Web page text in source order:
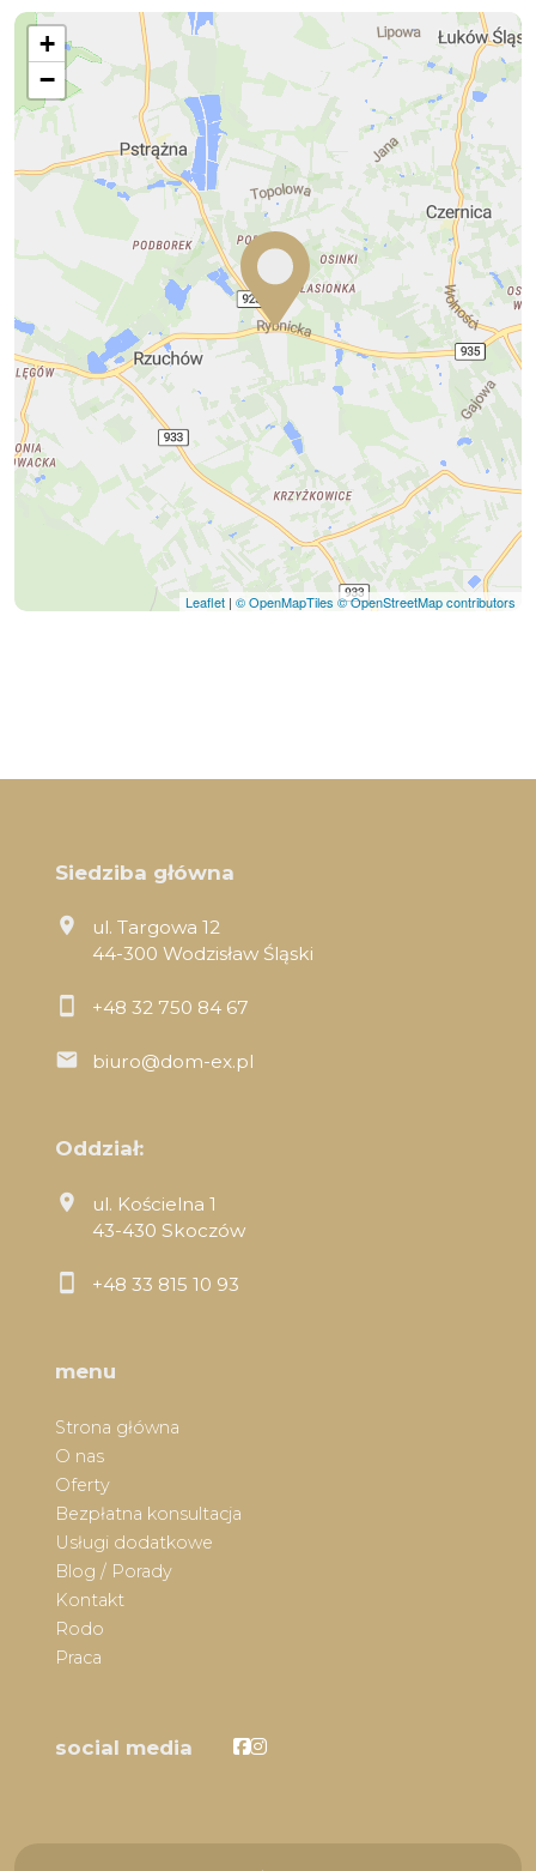
+
−
Leaflet | © OpenMapTiles © OpenStreetMap contributors
Siedziba główna
ul. Targowa 12
44-300 Wodzisław Śląski
+48 32 750 84 67
biuro@dom-ex.pl
Oddział:
ul. Kościelna 1
43-430 Skoczów
+48 33 815 10 93
menu
Strona główna
O nas
Oferty
Bezpłatna konsultacja
Usługi dodatkowe
Blog / Porady
Kontakt
Rodo
Praca
social media Facebook
Facebook